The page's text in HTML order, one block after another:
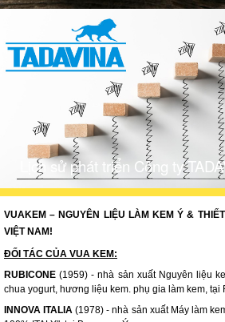
Lịch sử phát triển Công ty
VUAKEM – NGUYÊN LIỆU LÀM KEM Ý &
VIỆT NAM!
ĐỐI TÁC CỦA VUA KEM:
RUBICONE (1959) - nhà sản xuất Nguyên liệu
chua yogurt, hương liệu kem. phụ gia làm kem, tại
INNOVA ITALIA (1978) - nhà sản xuất Máy làm